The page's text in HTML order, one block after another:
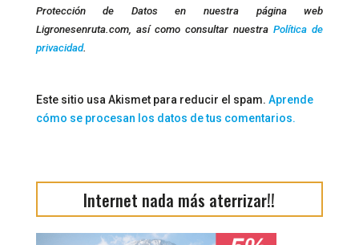
Protección de Datos en nuestra página web
Ligronesenruta.com, así como consultar nuestraPolítica de
privacidad.
Este sitio usa Akismet para reducir el spam. Aprende
cómo se procesan los datos de tus comentarios.
Internet nada más aterrizar!!